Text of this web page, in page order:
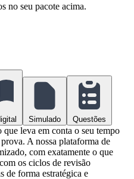
no seu pacote acima.
Simulado Questões
que leva em conta o seu tempo
A nossa plataforma de
com exatamente o que
os ciclos de revisão
de forma estratégica e